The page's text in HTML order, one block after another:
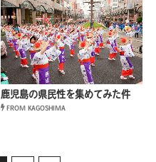
鹿児島の県民性を集めてみた件
FROM KAGOSHIMA